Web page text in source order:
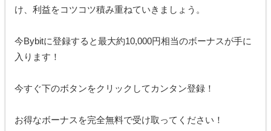
け、利益をコツコツ積み重ねていきましょう。
今Bybitに登録すると最大約10,000円相当のボーナスが手に
入ります！
今すぐ下のボタンをクリックしてカンタン登録！
お得なボーナスを完全無料で受け取ってください！